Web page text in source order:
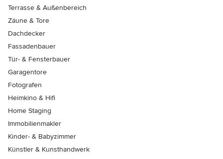
Terrasse & Außenbereich
Zäune & Tore
Dachdecker
Fassadenbauer
Tür- & Fensterbauer
Garagentore
Fotografen
Heimkino & Hifi
Home Staging
Immobilienmakler
Kinder- & Babyzimmer
Künstler & Kunsthandwerk